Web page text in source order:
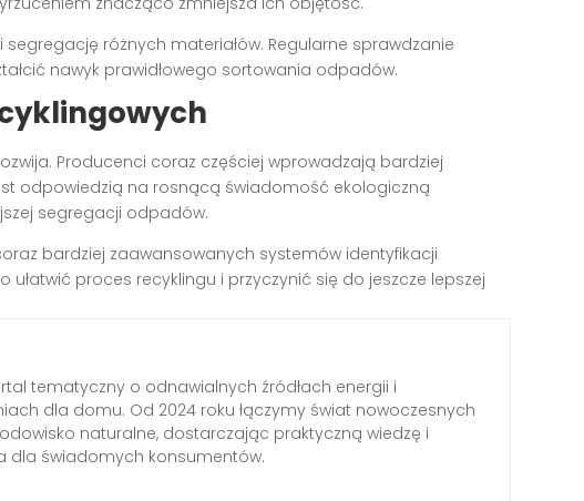
różnych materiałów. Regularne sprawdzanie
nawyk prawidłowego sortowania odpadów.
Producenci coraz częściej wprowadzają bardziej
odpowiedzią na rosnącą świadomość ekologiczną
segregacji odpadów.
bardziej zaawansowanych systemów identyfikacji
ułatwić proces recyklingu i przyczynić się do jeszcze lepszej
tematyczny o odnawialnych źródłach energii i
dla domu. Od 2024 roku łączymy świat nowoczesnych
naturalne, dostarczając praktyczną wiedzę i
dla świadomych konsumentów.